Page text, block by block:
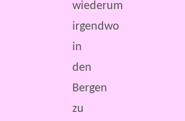
wiederum
irgendwo
in
den
Bergen
zu